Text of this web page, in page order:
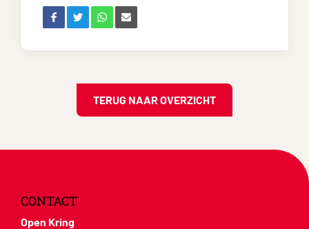
TERUG NAAR OVERZICHT
CONTACT
Open Kring